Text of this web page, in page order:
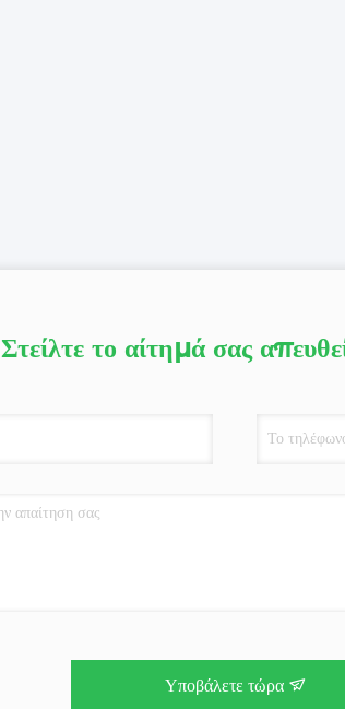
Στείλτε το αίτημά σας
Υποβάλετε τώρα